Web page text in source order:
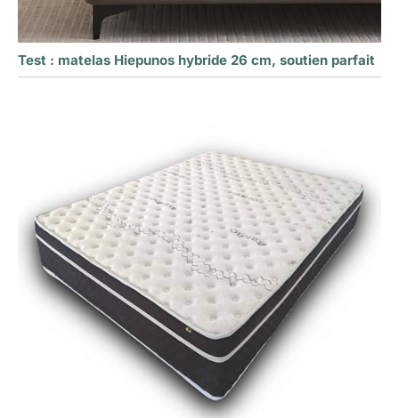
Test : matelas Hiepunos hybride 26 cm, soutien parfait